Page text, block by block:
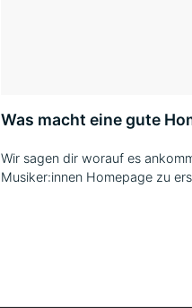
Was macht eine gute
Wir sagen dir worauf es
Musiker:innen Homepage zu